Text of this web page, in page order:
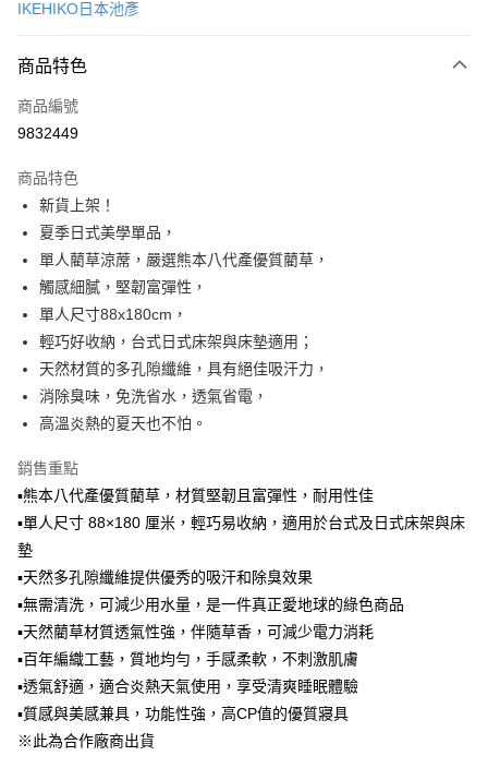
Apple Pay
悠遊付
全盈+PAY
大哥付你分期
相關說明
【大哥付你分期使用說明】
1.本服務由台灣大哥大提供，台灣大哥大用戶可立即使用無須另外申請。
2.付款方式選擇「大哥付你分期」，訂單成立後會自動跳轉到大哥付的交易
流程，驗證手機門號後，選擇欲分期的期數、繳款截止日，確認付款後即完
成交易。
3.實際核准額度、可分期數及費用金額請依後續交易確認頁面所載為準。
4.訂單成立30分鐘內，如未前往確認交易或遇審核未通過，訂單將自動取
消。如遇「轉專審核」未通過狀況，表示未達大哥付你分期系統評分，恕無
1.分期款項不併入電信帳單，「大哥付你分期」於每月結算日後寄送繳費提
醒簡訊。
2.透過簡訊連結打開帳單後，可選擇「超商條碼／台灣大直營門市／銀行轉
帳／街口支付／iPASS MONEY」等通路繳費。
【注意事項】
1.本服務係由「台灣大哥大股份有限公司」（以下簡稱本公司）所提供，讓
用戶於交易時，得透過本服務購買商品或服務，並由商店將買賣／分期付款
買賣價金債權讓與本公司後，依約使用本公司帳單繳交帳款。
2.基於同意付款使用「大哥付你分期」之契約關係目的，商店將以您的個人
由本公司與您本人進行分期帳單所需資料之確認、核對及更正。
3.完整用戶服務條款，請詳閱以下連結：https://oppay.tw/userRule
ATM付款
運送方式
宅配【父親節大回饋】限時$299免運
每筆NT$150，滿NT$299(含以上)免運費
IKEHIKO日本池彥
商品特色
商品編號
9832449
商品特色
新貨上架！
夏季日式美學單品，
單人藺草涼蓆，嚴選熊本八代產優質藺草，
觸感細膩，堅韌富彈性，
單人尺寸88x180cm，
輕巧好收納，台式日式床架與床墊適用；
天然材質的多孔隙纖維，具有絕佳吸汗力，
消除臭味，免洗省水，透氣省電，
高溫炎熱的夏天也不怕。
銷售重點
▪熊本八代產優質藺草，材質堅韌且富彈性，耐用性佳
▪單人尺寸 88×180 厘米，輕巧易收納，適用於台式及日式床架與床
墊
▪天然多孔隙纖維提供優秀的吸汗和除臭效果
▪無需清洗，可減少用水量，是一件真正愛地球的綠色商品
▪天然藺草材質透氣性強，伴隨草香，可減少電力消耗
▪百年編織工藝，質地均勻，手感柔軟，不刺激肌膚
▪透氣舒適，適合炎熱天氣使用，享受清爽睡眠體驗
▪質感與美感兼具，功能性強，高CP值的優質寢具
※此為合作廠商出貨